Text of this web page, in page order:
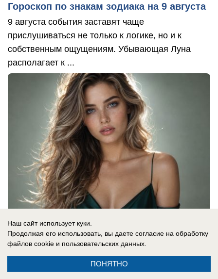
Гороскоп по знакам зодиака на 9 августа
9 августа события заставят чаще
прислушиваться не только к логике, но и к
собственным ощущениям. Убывающая Луна
располагает к ...
08.08.2026 0
Новости СМИ2
Наш сайт использует куки.
Продолжая его использовать, вы даете согласие на обработку
файлов cookie и пользовательских данных.
ПОНЯТНО